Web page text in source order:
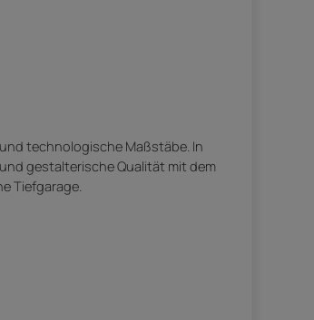
technologische Maßstäbe. In
gestalterische Qualität mit dem
Tiefgarage.